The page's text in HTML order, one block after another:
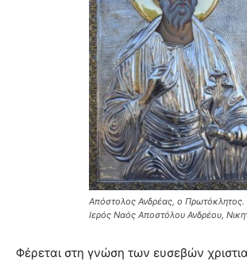
Απόστολος Ανδρέας, ο Πρωτόκλητος.
Ιερός Ναός Αποστόλου Ανδρέου,
Φέρεται στη γνώση των ευσεβών